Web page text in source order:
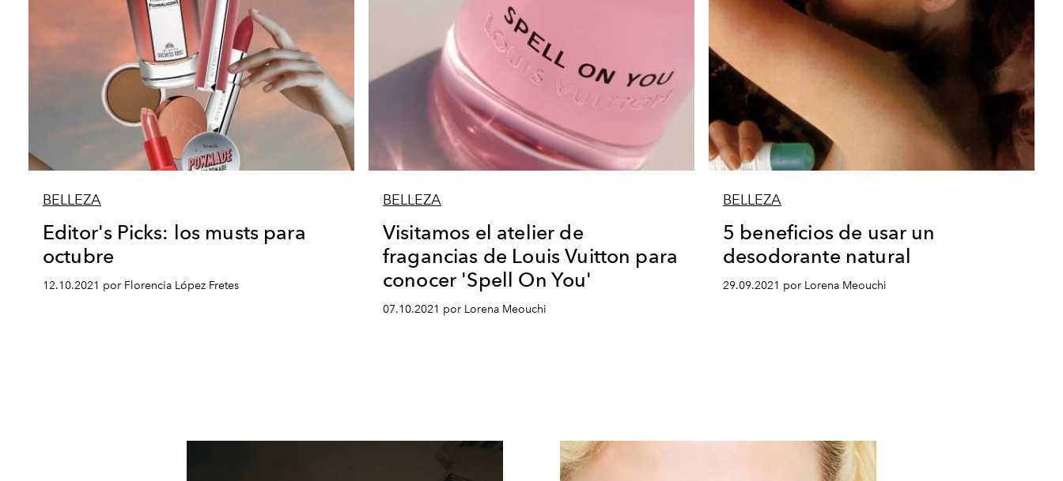
BELLEZA
Editor's Picks: los musts para
octubre
12.10.2021 por Florencia López Fretes
BELLEZA
Visitamos el atelier de
fragancias de Louis Vuitton para
conocer 'Spell On You'
07.10.2021 por Lorena Meouchi
BELLEZA
5 beneficios de usar un
desodorante natural
29.09.2021 por Lorena Meouchi